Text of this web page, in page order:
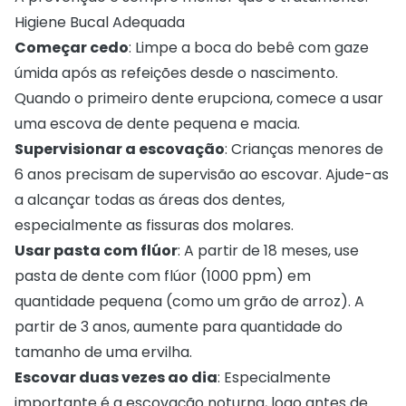
Higiene Bucal Adequada
Começar cedo: Limpe a boca do bebê com gaze
úmida após as refeições desde o nascimento.
Quando o primeiro dente erupciona, comece a usar
uma escova de dente pequena e macia.
Supervisionar a escovação: Crianças menores de
6 anos precisam de supervisão ao escovar. Ajude-as
a alcançar todas as áreas dos dentes,
especialmente as fissuras dos molares.
Usar pasta com flúor: A partir de 18 meses, use
pasta de dente com flúor (1000 ppm) em
quantidade pequena (como um grão de arroz). A
partir de 3 anos, aumente para quantidade do
tamanho de uma ervilha.
Escovar duas vezes ao dia: Especialmente